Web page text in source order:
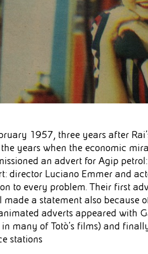
1957, three years after
years when the economic
an advert for Agip
director Luciano Emmer and
to every problem. Their first
made a statement also because
adverts appeared with
many of Totò's films) and
stations